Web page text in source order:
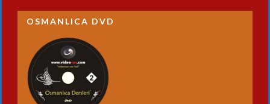
OSMANLICA DVD